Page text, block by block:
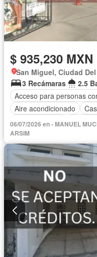
$ 935,230 MXN
San Miguel, Ciudad
3 Recámaras
2.5
Acceso para personas
Aire acondicionado
Cocina integral
Cuarto
Estacionamiento
Recámara con closet
Vista panorámica
Wifi
06/07/2026 en - MANUEL
ARSIM